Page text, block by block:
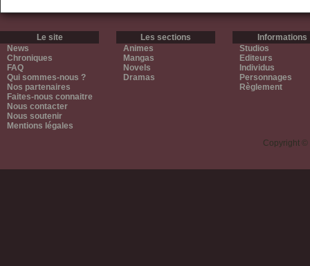
Le site
News
Chroniques
FAQ
Qui sommes-nous ?
Nos partenaires
Faites-nous connaitre
Nous contacter
Nous soutenir
Mentions légales
Les sections
Animes
Mangas
Novels
Dramas
Informations
Studios
Editeurs
Individus
Personnages
Règlement
Copyright ©